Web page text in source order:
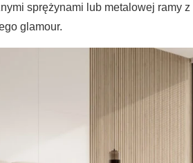
sprężynami lub metalowej ramy z
glamour.